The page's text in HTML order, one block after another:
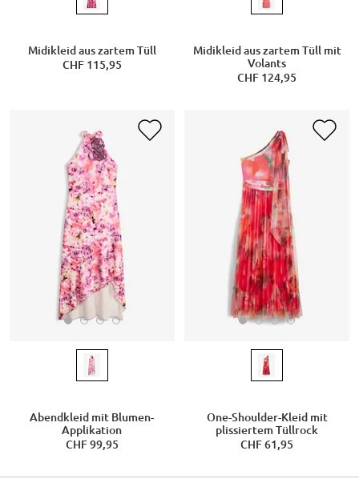
Midikleid aus zartem Tüll
CHF 115,95
Midikleid aus zartem Tüll mit
Volants
CHF 124,95
Abendkleid mit Blumen-
Applikation
CHF 99,95
One-Shoulder-Kleid mit
plissiertem Tüllrock
CHF 61,95